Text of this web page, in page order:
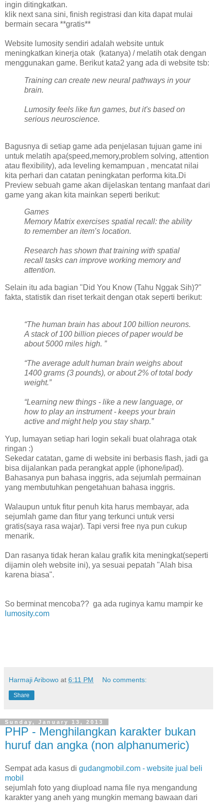
ingin ditingkatkan.
klik next sana sini, finish registrasi dan kita dapat mulai
bermain secara **gratis**
Website lumosity sendiri adalah website untuk
meningkatkan kinerja otak (katanya) / melatih otak dengan
menggunakan game. Berikut kata2 yang ada di website tsb:
Training can create new neural pathways in your
brain.
Lumosity feels like fun games, but it's based on
serious neuroscience.
Bagusnya di setiap game ada penjelasan tujuan game ini
untuk melatih apa(speed,memory,problem solving, attention
atau flexibility), ada leveling kemampuan , mencatat nilai
kita perhari dan catatan peningkatan performa kita.Di
Preview sebuah game akan dijelaskan tentang manfaat dari
game yang akan kita mainkan seperti berikut:
Games
Memory Matrix exercises spatial recall: the ability
to remember an item’s location.
Research has shown that training with spatial
recall tasks can improve working memory and
attention.
Selain itu ada bagian "Did You Know (Tahu Nggak Sih)?"
fakta, statistik dan riset terkait dengan otak seperti berikut:
“The human brain has about 100 billion neurons.
A stack of 100 billion pieces of paper would be
about 5000 miles high. ”
“The average adult human brain weighs about
1400 grams (3 pounds), or about 2% of total body
weight.”
“Learning new things - like a new language, or
how to play an instrument - keeps your brain
active and might help you stay sharp.”
Yup, lumayan setiap hari login sekali buat olahraga otak
ringan :)
Sekedar catatan, game di website ini berbasis flash, jadi ga
bisa dijalankan pada perangkat apple (iphone/ipad).
Bahasanya pun bahasa inggris, ada sejumlah permainan
yang membutuhkan pengetahuan bahasa inggris.
Walaupun untuk fitur penuh kita harus membayar, ada
sejumlah game dan fitur yang terkunci untuk versi
gratis(saya rasa wajar). Tapi versi free nya pun cukup
menarik.
Dan rasanya tidak heran kalau grafik kita meningkat(seperti
dijamin oleh website ini), ya sesuai pepatah "Alah bisa
karena biasa".
So berminat mencoba?? ga ada ruginya kamu mampir ke
lumosity.com
Harmaji Aribowo at 6:11 PM No comments:
Share
Sunday, January 13, 2013
PHP - Menghilangkan karakter bukan
huruf dan angka (non alphanumeric)
Sempat ada kasus di gudangmobil.com - website jual beli
mobil
sejumlah foto yang diupload nama file nya mengandung
karakter yang aneh yang mungkin memang bawaan dari